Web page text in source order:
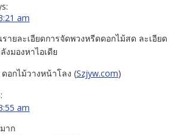
am
ยละเอียดการจัดพวงหรีดดอกไม้สด ละเอียด
มองหาไอเดีย
อกไม้วางหน้าโลง (Szjyw.com)
am
าก